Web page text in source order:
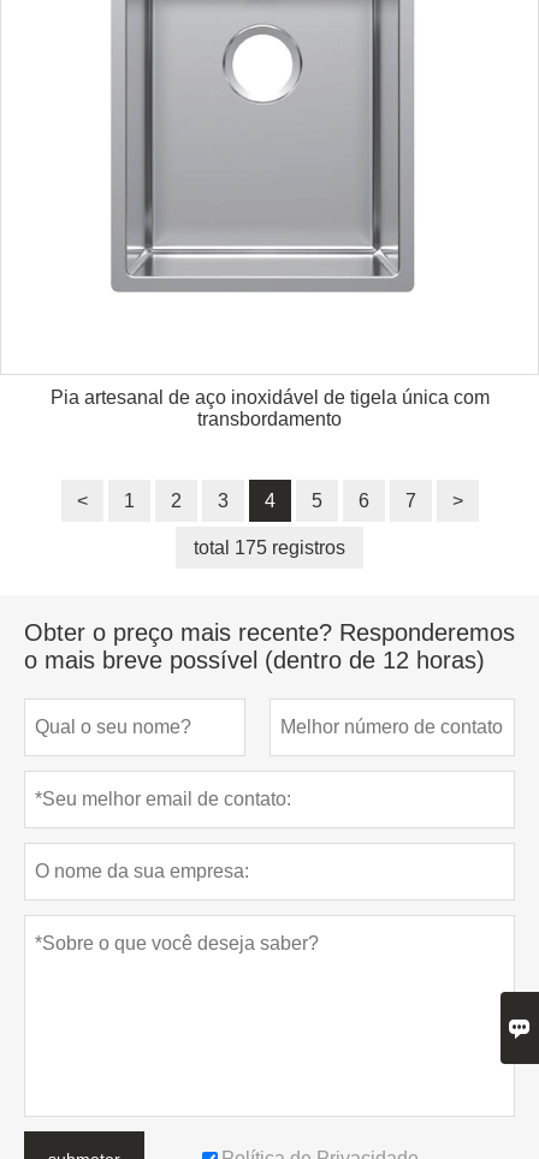
Pia artesanal de aço inoxidável de tigela única com
transbordamento
< 1 2 3 4 5 6 7 >
total 175 registros
Obter o preço mais recente? Responderemos
o mais breve possível (dentro de 12 horas)
